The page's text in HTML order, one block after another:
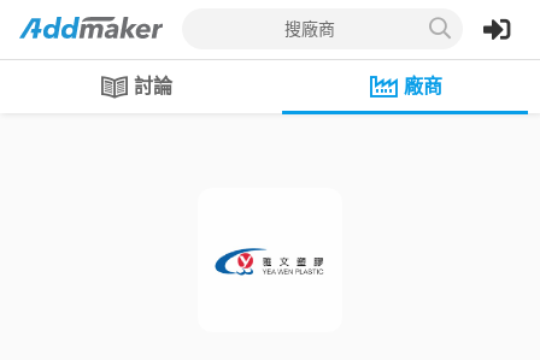
搜廠商
討論 廠商